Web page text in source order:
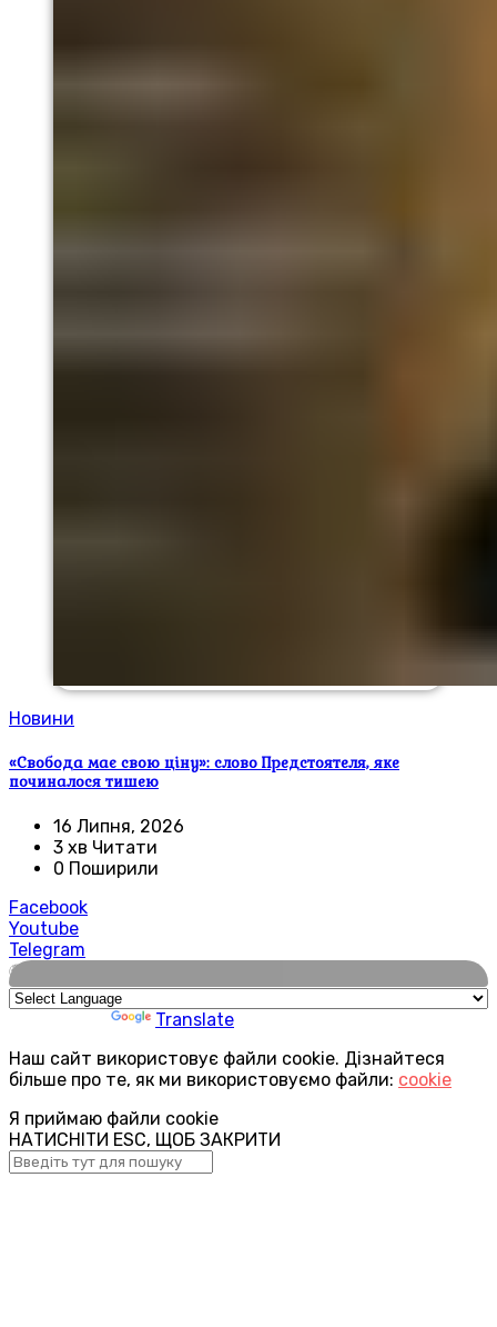
Новини
«Свобода має свою ціну»: слово Предстоятеля, яке
починалося тишею
16 Липня, 2026
3 хв Читати
0 Поширили
Facebook
Youtube
Telegram
🌍
Translate
Наш сайт використовує файли cookie. Дізнайтеся
більше про те, як ми використовуємо файли: cookie
Я приймаю файли cookie
НАТИСНІТИ ESC, ЩОБ ЗАКРИТИ